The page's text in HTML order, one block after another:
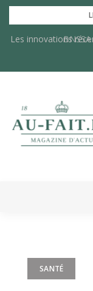
Skip
content
Les innovations
SANTÉ